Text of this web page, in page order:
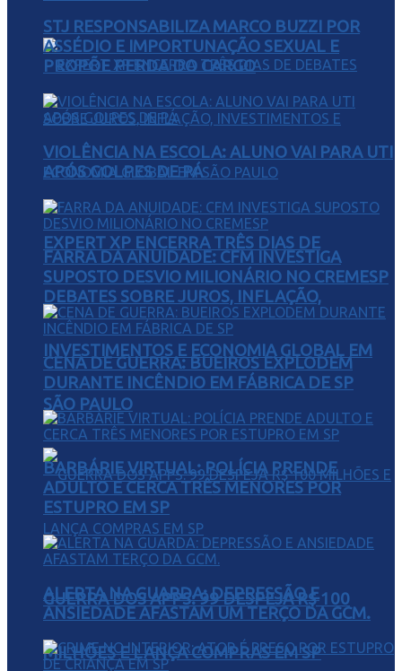
EXPERT XP ENCERRA TRÊS DIAS DE
DEBATES SOBRE JUROS, INFLAÇÃO,
INVESTIMENTOS E ECONOMIA GLOBAL EM
SÃO PAULO
GUERRA DOS APPS: 99 DESPEJA R$ 100
MILHÕES E LANÇA COMPRAS EM SP
STJ RESPONSABILIZA MARCO BUZZI POR
ASSÉDIO E IMPORTUNAÇÃO SEXUAL E
PROPÕE PERDA DO CARGO
VIOLÊNCIA NA ESCOLA: ALUNO VAI PARA UTI
APÓS GOLPES DE PÁ
FARRA DA ANUIDADE: CFM INVESTIGA
SUPOSTO DESVIO MILIONÁRIO NO CREMESP
CENA DE GUERRA: BUEIROS EXPLODEM
DURANTE INCÊNDIO EM FÁBRICA DE SP
BARBÁRIE VIRTUAL: POLÍCIA PRENDE
ADULTO E CERCA TRÊS MENORES POR
ESTUPRO EM SP
ALERTA NA GUARDA: DEPRESSÃO E
ANSIEDADE AFASTAM UM TERÇO DA GCM.